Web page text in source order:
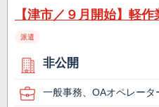
【津市／９月開始】軽
派遣
非公開
一般事務、OAオペレータ